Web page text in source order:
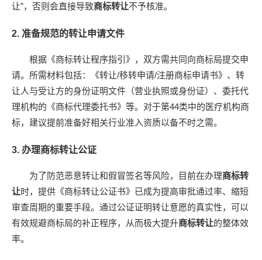
让”，否则会直接导致商标转让不予核准。
2. 准备规范的转让申请文件
根据《商标转让程序指引》，双方需共同向商标局提交申
请。所需材料包括：《转让/移转申请/注册商标申请书》、转
让人与受让方的身份证明文件（营业执照或身份证）、委托代
理机构的《商标代理委托书》等。对于第44类中的医疗机构商
标，建议提前准备好相关行业准入资质以备不时之需。
3. 办理商标转让公证
为了防范恶意转让和假冒签名等风险，目前在办理商标转
让时，提供《商标转让公证书》已成为提高审批通过率、缩短
审查周期的重要手段。通过公证证明转让意愿的真实性，可以
有效规避商标局的补正程序，从而极大提升商标转让的整体效
率。